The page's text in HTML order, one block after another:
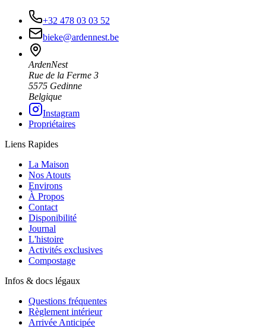
+32 478 03 03 52
bieke@ardennest.be
ArdenNest
Rue de la Ferme 3
5575 Gedinne
Belgique
Instagram
Propriétaires
Liens Rapides
La Maison
Nos Atouts
Environs
À Propos
Contact
Disponibilité
Journal
L'histoire
Activités exclusives
Compostage
Infos & docs légaux
Questions fréquentes
Règlement intérieur
Arrivée Anticipée